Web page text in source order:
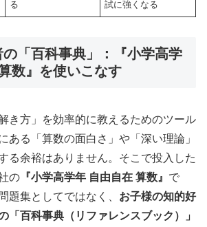
る 試に強くなる
「百科事典」：『小学高学
数』を使いこなす
き方」を効率的に教えるためのツール
ある「算数の面白さ」や「深い理論」
る余裕はありません。そこで投入した
の 『小学高学年 自由自在 算数』 で
題集としてではなく、 お子様の知的好
「百科事典（リファレンスブック）」